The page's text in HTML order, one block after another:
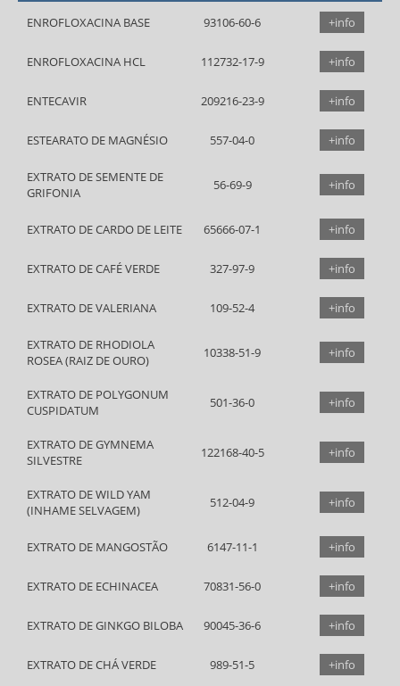
ENROFLOXACINA BASE 93106-60-6 +info
ENROFLOXACINA HCL 112732-17-9 +info
ENTECAVIR 209216-23-9 +info
ESTEARATO DE MAGNÉSIO 557-04-0 +info
EXTRATO DE SEMENTE DE
GRIFONIA
56-69-9 +info
EXTRATO DE CARDO DE LEITE 65666-07-1 +info
EXTRATO DE CAFÉ VERDE 327-97-9 +info
EXTRATO DE VALERIANA 109-52-4 +info
EXTRATO DE RHODIOLA
ROSEA (RAIZ DE OURO)
10338-51-9 +info
EXTRATO DE POLYGONUM
CUSPIDATUM
501-36-0 +info
EXTRATO DE GYMNEMA
SILVESTRE
122168-40-5 +info
EXTRATO DE WILD YAM
(INHAME SELVAGEM)
512-04-9 +info
EXTRATO DE MANGOSTÃO 6147-11-1 +info
EXTRATO DE ECHINACEA 70831-56-0 +info
EXTRATO DE GINKGO BILOBA 90045-36-6 +info
EXTRATO DE CHÁ VERDE 989-51-5 +info